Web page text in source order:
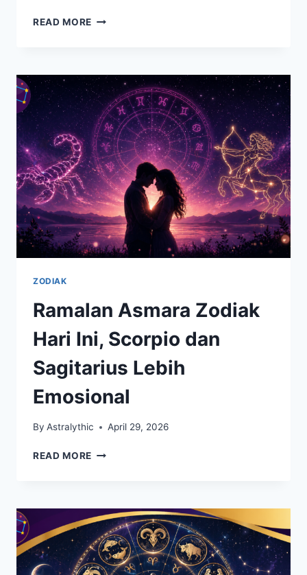
READ MORE TAURUS
COCOK
JADI
PASANGAN
HARMONIS,
INI
ALASANNYA
ZODIAK
Ramalan Asmara Zodiak
Hari Ini, Scorpio dan
Sagitarius Lebih
Emosional
By Astralythic April 29, 2026
READ MORE RAMALAN
INI,
SCORPIO
DAN
SAGITARIUS
LEBIH